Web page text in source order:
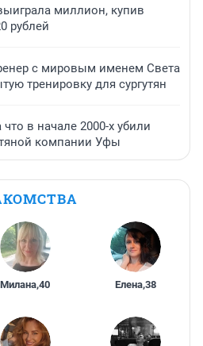
миллион, купив
рублей
с мировым именем Света
тренировку для сургутян
в начале 2000-х убили
компании Уфы
Милана,40 Елена,38